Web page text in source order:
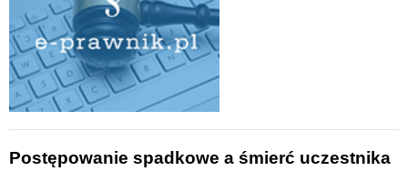
Postępowanie spadkowe a śmierć uczestnika